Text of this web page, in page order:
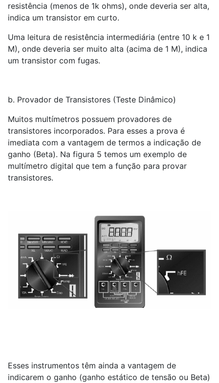
resistência (menos de 1k ohms), onde deveria ser alta,
indica um transistor em curto.
Uma leitura de resistência intermediária (entre 10 k e 1
M), onde deveria ser muito alta (acima de 1 M), indica
um transistor com fugas.
b. Provador de Transistores (Teste Dinâmico)
Muitos multímetros possuem provadores de
transistores incorporados. Para esses a prova é
imediata com a vantagem de termos a indicação de
ganho (Beta). Na figura 5 temos um exemplo de
multímetro digital que tem a função para provar
transistores.
Esses instrumentos têm ainda a vantagem de
indicarem o ganho (ganho estático de tensão ou Beta)